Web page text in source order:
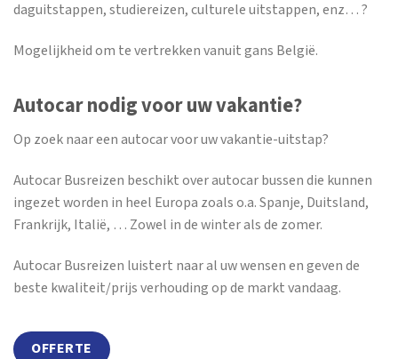
daguitstappen, studiereizen, culturele uitstappen, enz… ?
Mogelijkheid om te vertrekken vanuit gans België.
Autocar nodig voor uw vakantie?
Op zoek naar een autocar voor uw vakantie-uitstap?
Autocar Busreizen beschikt over autocar bussen die kunnen
ingezet worden in heel Europa zoals o.a. Spanje, Duitsland,
Frankrijk, Italië, … Zowel in de winter als de zomer.
Autocar Busreizen luistert naar al uw wensen en geven de
beste kwaliteit/prijs verhouding op de markt vandaag.
OFFERTE